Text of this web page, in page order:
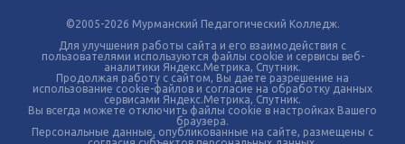
©2005-2026 Мурманский Педагогический Колледж.
Для улучшения работы сайта и его взаимодействия с
пользователями используются файлы cookie и сервисы веб-
аналитики Яндекс.Метрика, Спутник.
Продолжая работу с сайтом, Вы даете разрешение на
использование cookie-файлов и согласие на обработку данных
сервисами Яндекс.Метрика, Спутник.
Вы всегда можете отключить файлы cookie в настройках Вашего
браузера.
Персональные данные, опубликованные на сайте, размещены с